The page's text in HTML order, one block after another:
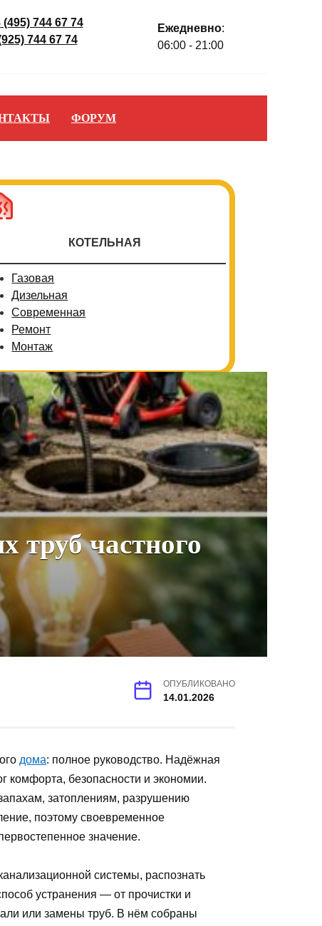
(495) 744 67 74
744 67 74
Ежедневно:
06:00 - 21:00
ФОРУМ
КОТЕЛЬНАЯ
Газовая
Дизельная
Современная
Ремонт
Монтаж
труб частного
ОПУБЛИКОВАНО
14.01.2026
дома: полное руководство. Надёжная
комфорта, безопасности и экономии.
затоплениям, разрушению
поэтому своевременное
значение.
системы, распознать
устранения — от прочистки и
или замены труб. В нём собраны